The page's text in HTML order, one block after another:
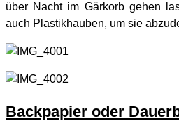
über Nacht im Gärkorb gehen
auch Plastikhauben, um sie
Backpapier oder